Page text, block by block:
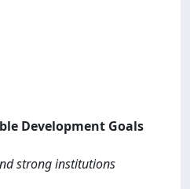
Development Goals
strong institutions